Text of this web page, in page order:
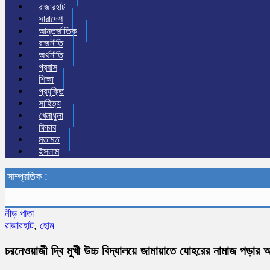
রাজারহাট
সারাদেশ
আন্তর্জাতিক
রাজনীতি
অর্থনীতি
প্রবাস
শিক্ষা
প্রযুক্তি
সাহিত্য
খেলাধুলা
ফিচার
মতামত
ইসলাম
সাম্প্রতিক :
নীড় পাতা
রাজারহাট, হোম
চরনেওয়াজী দ্বি মুখী উচ্চ বিদ্যালয়ে জামায়াতে যোহরের নামাজ